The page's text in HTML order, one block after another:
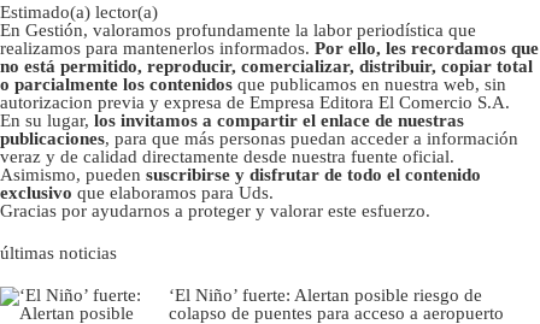
Estimado(a) lector(a)
En Gestión, valoramos profundamente la labor periodística que
realizamos para mantenerlos informados. Por ello, les recordamos que
no está permitido, reproducir, comercializar, distribuir, copiar total
o parcialmente los contenidos que publicamos en nuestra web, sin
autorizacion previa y expresa de Empresa Editora El Comercio S.A.
En su lugar, los invitamos a compartir el enlace de nuestras
publicaciones, para que más personas puedan acceder a información
veraz y de calidad directamente desde nuestra fuente oficial.
Asimismo, pueden suscribirse y disfrutar de todo el contenido
exclusivo que elaboramos para Uds.
Gracias por ayudarnos a proteger y valorar este esfuerzo.
últimas noticias
‘El Niño’ fuerte: Alertan posible riesgo de
colapso de puentes para acceso a aeropuerto